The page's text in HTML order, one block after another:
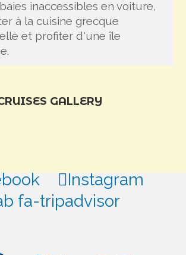
inaccessibles en voiture,
à la cuisine grecque
et profiter d'une île
GALLERY
Instagram
fa-tripadvisor